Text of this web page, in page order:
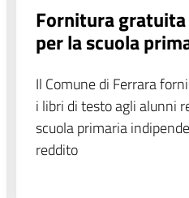
Fornitura
per la scuola
Il Comune di Ferrara
i libri di testo agli alunni
scuola primaria
reddito